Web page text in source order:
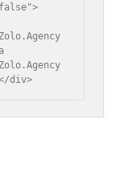
div>